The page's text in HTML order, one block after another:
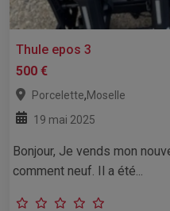
Thule epos 3
500 €
Porcelette,Moselle
19 mai 2025
Bonjour, Je vends mon
comment neuf. Il a été...